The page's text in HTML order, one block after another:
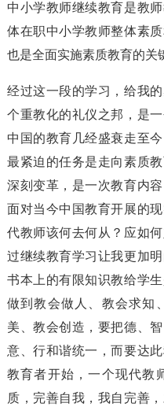
中小学教师继续教育是教
体在职中小学教师整体素
也是全面实施素质教育的关
经过这一段的学习，给我
个重教化的礼仪之邦，是
中国的教育几经盛衰走至
最紧迫的任务是走向素质
深刻变革，是一次教育内
面对当今中国教育开展的
代教师该何去何从？应如
过继续教育学习让我更加
书本上的有限知识教给学
做到教会做人、教会求知
美、教会创造，要把德、
意、行和谐统一，而要达
教育者开始，一个现代教
质，完善自我，我自完善